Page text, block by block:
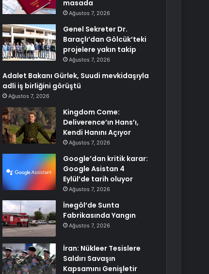
masada
Ağustos 7, 2026
Genel Sekreter Dr.
Baraçlı’dan Gölcük’teki
projelere yakın takip
Ağustos 7, 2026
Adalet Bakanı Gürlek, Suudi mevkidaşıyla
adli iş birliğini görüştü
Ağustos 7, 2026
Kingdom Come:
Deliverence’ın Hans’ı,
Kendi Hanını Açıyor
Ağustos 7, 2026
Google’dan kritik karar:
Google Asistan 4
Eylül’de tarih oluyor
Ağustos 7, 2026
İnegöl’de Sunta
Fabrikasında Yangın
Ağustos 7, 2026
İran: Nükleer Tesislere
Saldırı Savaşın
Kapsamını Genişletir